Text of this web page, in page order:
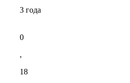
3 года
0
,
18